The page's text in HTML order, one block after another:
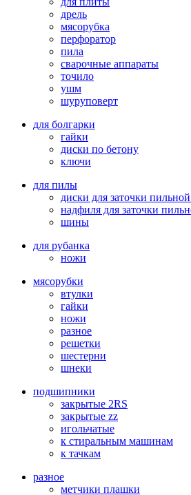
дрель
мясорубка
перфоратор
пила
сварочные аппараты
точило
ушм
шуруповерт
для болгарки
гайки
диски по бетону
ключи
для пилы
диски для заточки
надфиля для заточки
шины
для рубанка
ножи
мясорубки
втулки
гайки
ножи
разное
решетки
шестерни
шнеки
подшипники
закрытые 2RS
закрытые zz
игольчатые
к стиральным машинам
к тачкам
разное
метчики плашки